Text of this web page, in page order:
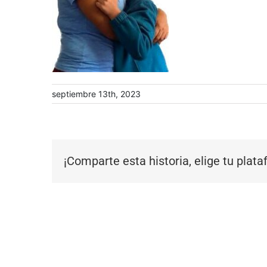
septiembre 13th, 2023
¡Comparte esta historia, elige tu